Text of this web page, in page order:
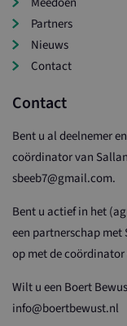
Partners
Nieuws
Contact
Contact
Bent u al deelnemer
coördinator van
sbeeb7@gmail.com.
Bent u actief in het
een partnerschap met
op met de
Wilt u een Boert
info@boertbewust.nl